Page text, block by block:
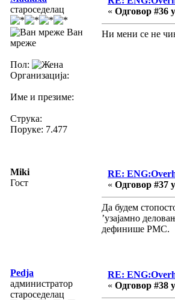
староседелац
Ван
мреже
Пол:
Организација:
Име и презиме:
Струка:
Поруке: 7.477
« Одговор #36
Ни мени се не
Miki
Гост
RE:
« Одговор #37
Да будем
’узајамно
дефинише РМС.
Pedja
администратор
староседелац
RE:
« Одговор #38